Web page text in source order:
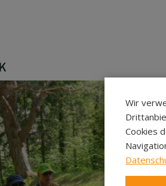
Wir
Cookies